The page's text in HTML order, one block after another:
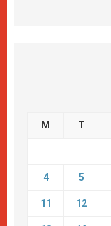
M T
4 5
11 12